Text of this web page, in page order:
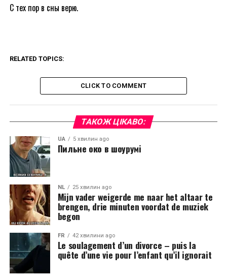
С тех пор в сны верю.
RELATED TOPICS:
CLICK TO COMMENT
ТАКОЖ ЦІКАВО:
UA 5 хвилин ago
Пильне око в шоурумі
NL 25 хвилин ago
Mijn vader weigerde me naar het altaar te
brengen, drie minuten voordat de muziek
begon
FR 42 хвилини ago
Le soulagement d’un divorce – puis la
quête d’une vie pour l’enfant qu’il ignorait